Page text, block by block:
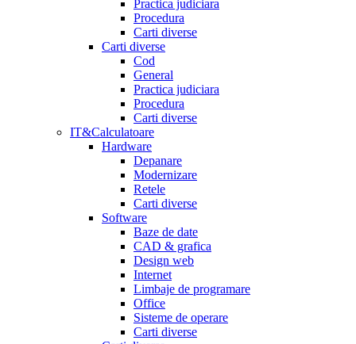
Practica judiciara
Procedura
Carti diverse
Carti diverse
Cod
General
Practica judiciara
Procedura
Carti diverse
IT&Calculatoare
Hardware
Depanare
Modernizare
Retele
Carti diverse
Software
Baze de date
CAD & grafica
Design web
Internet
Limbaje de programare
Office
Sisteme de operare
Carti diverse